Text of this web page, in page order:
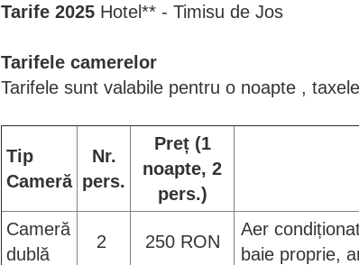
Tarife 2025 Hotel** - Timisu de Jos
Tarifele camerelor
Tarifele sunt valabile pentru o noapte ,
Tip
Cameră
Nr.
pers.
Preț (1
noapte, 2
pers.)
Cameră
dublă
2 250 RON
Aer
baie proprie,